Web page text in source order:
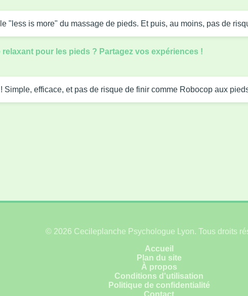
"less is more" du massage de pieds. Et puis, au moins, pas de
pour les pieds ? Partagez vos expériences !
efficace, et pas de risque de finir comme Robocop aux
© 2026 Cecileplanche Psychologue Lyon. Tous droits
Accueil
Plan du site
À propos
Conditions d'utilisation
Politique de confidentialité
Contact